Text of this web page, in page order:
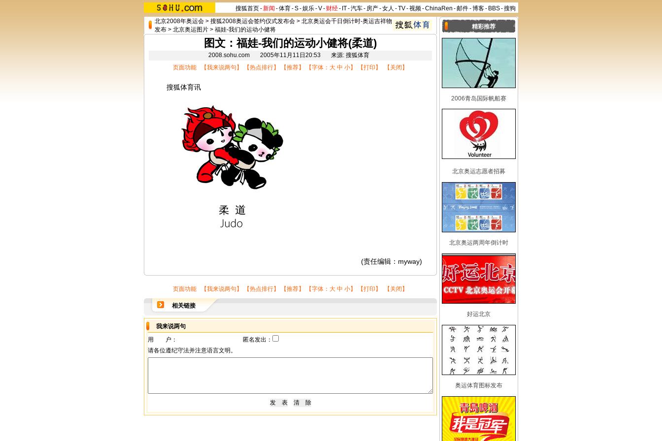
搜狐首页-新闻 -体育-S-娱乐-V- 财经- IT-汽车- 房产-女人 -TV-视频-ChinaRen -邮件-博客- BBS-搜狗
北京2008年奥运会 > 搜狐2008奥运会签约仪式发布会 > 北京奥运会千日倒计时-奥运吉祥物
发布 > 北京奥运图片 > 福娃-我们的运动小健将
图文：福娃-我们的运动小健将(柔道)
2008.sohu.com 2005年11月11日20:53 来源: 搜狐体育
页面功能 【我来说两句 】 【热点排行】 【推荐】 【字体： 大 中 小】 【打印 】 【 关闭 】
搜狐体育讯
(责任编辑：myway)
页面功能 【我来说两句 】 【热点排行】 【推荐】 【字体： 大 中 小】 【打印 】 【 关闭 】
相关链接
我来说两句
用 户：
匿名发出：
请各位遵纪守法并注意语言文明。
精彩推荐
2006青岛国际帆船赛
北京奥运志愿者招募
北京奥运两周年倒计时
好运北京
奥运体育图标发布